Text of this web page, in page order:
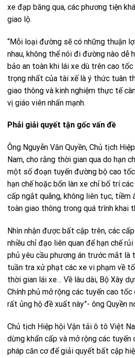
xe đạp băng qua, các phương tiện
giao lộ.
“Mỗi loại đường sẽ có những thuận
nhau, không thể nói đi đường nào dễ
bảo an toàn khi lái xe dù trên cao tốc
trọng nhất của tài xế là ý thức tuân
giao thông và kinh nghiệm thực tế
vị giáo viên nhấn mạnh.
Phải giải quyết tận gốc vấn đề
Ông Nguyễn Văn Quyền, Chủ tịch
Nam, cho rằng thời gian qua do hạn
một số đoạn tuyến đường bộ cao
hạn chế hoặc bốn làn xe chỉ bố trí
cấp ngắt quãng, không liên tục, tiềm
toàn giao thông trong quá trình khai
Nhìn nhận được bất cập trên, các
nhiều chỉ đạo liên quan để hạn chế
phủ yêu cầu phương án trước mắt là
tuần tra xử phạt các xe vi phạm về
thời gian lái xe… Về lâu dài, Bộ Xây
Chính phủ mở rộng các tuyến cao tốc
rất ủng hộ đề xuất này”- ông Quyền
Chủ tịch Hiệp hội Vận tải ô tô Việt
dừng khẩn cấp và mở rộng các tuyến
pháp căn cơ để giải quyết bất cập